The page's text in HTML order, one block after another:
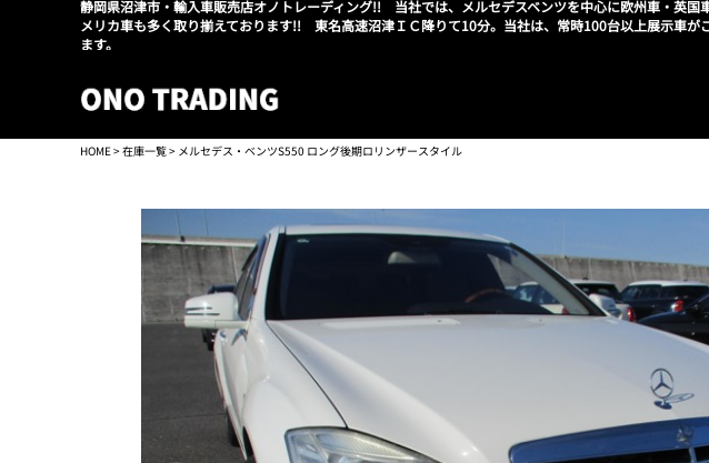
静岡県沼津市・輸入車販売店オノトレーディング!! 当社では、メルセデスベンツを中心に欧州車・英国
メリカ車も多く取り揃えております!! 東名高速沼津ＩＣ降りて10分。当社は、常時100台以上展示車が
ます。
HOME>在庫一覧> メルセデス・ベンツS550 ロング後期ロリンザースタイル